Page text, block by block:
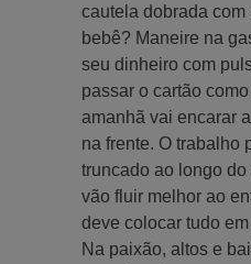
cautela dobrada com
bebê? Maneire na
seu dinheiro com
passar o cartão
amanhã vai encarar
na frente. O trabalho
truncado ao longo
vão fluir melhor ao
deve colocar tudo
Na paixão, altos e